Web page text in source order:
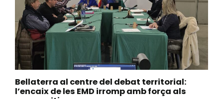
Bellaterra al centre del debat territorial:
l’encaix de les EMD irromp amb força als